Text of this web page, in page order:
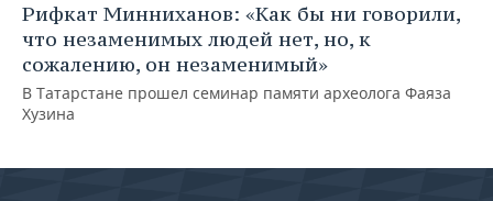
Рифкат Минниханов: «Как бы ни говорили,
что незаменимых людей нет, но, к
сожалению, он незаменимый»
В Татарстане прошел семинар памяти археолога Фаяза
Хузина